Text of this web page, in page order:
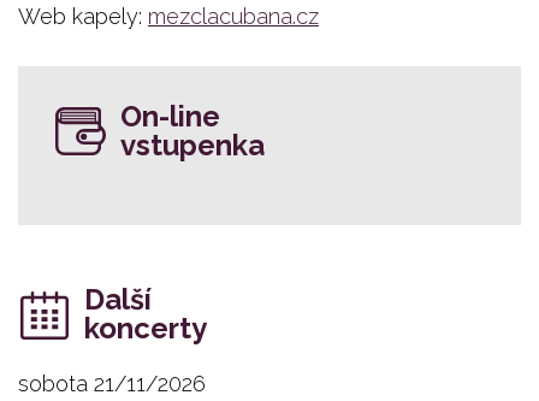
Web kapely: mezclacubana.cz
On-line
vstupenka
Další
koncerty
sobota 21/11/2026